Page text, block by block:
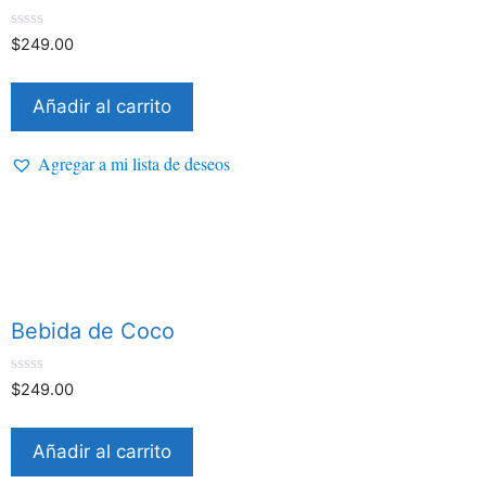
0
d
5
$249.00
Añadir al carrito
Agregar a mi lista de deseos
Bebida de Coco
0
d
5
$249.00
Añadir al carrito